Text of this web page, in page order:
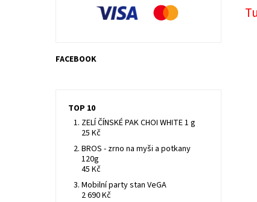
FACEBOOK
TOP 10
ZELÍ ČÍNSKÉ PAK CHOI WHITE 1 g
25 Kč
BROS - zrno na myši a potkany
120g
45 Kč
Mobilní party stan VeGA
2 690 Kč